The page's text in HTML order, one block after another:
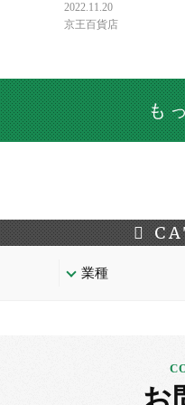
2022.11.20
京王百貨店
も
業種